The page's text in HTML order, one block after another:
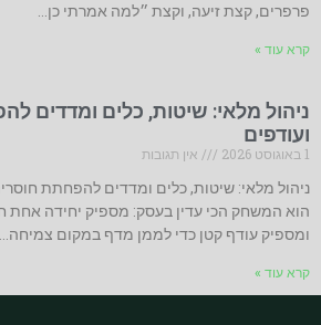
פרפרים, קצת זיעה, וקצת ״למה אמרתי כן…
קרא עוד »
ניהול מלאי: שיטות, כלים ומדדים
ועודפים
1 באוגוסט 2026
אין תגובות
ניהול מלאי: שיטות, כלים ומדדים להפחתת
הוא המשחק הכי עדין בעסק: מספיק יחידה אחת
ומספיק עודף קטן כדי לממן מדף במקום צמיחה.…
קרא עוד »